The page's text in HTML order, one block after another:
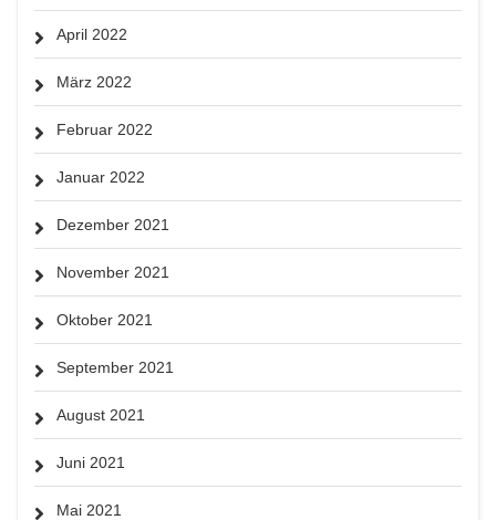
April 2022
März 2022
Februar 2022
Januar 2022
Dezember 2021
November 2021
Oktober 2021
September 2021
August 2021
Juni 2021
Mai 2021